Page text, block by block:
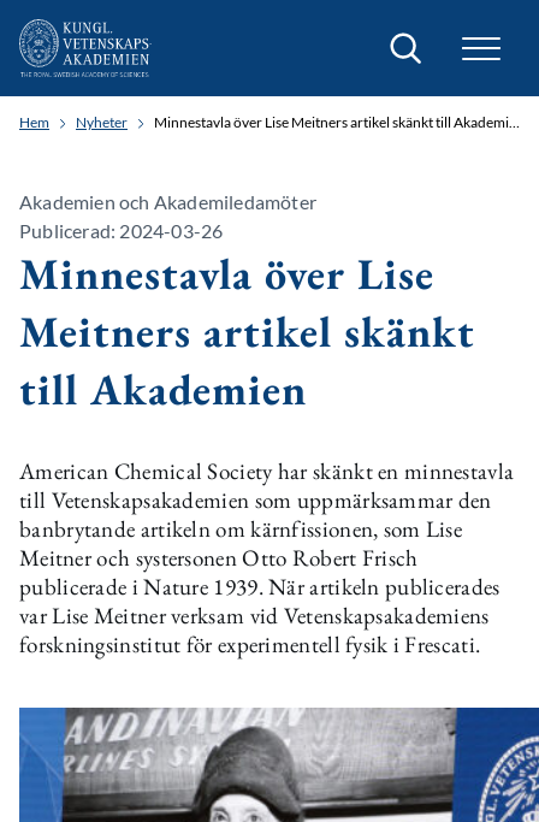
Sök
Hem Nyheter Minnestavla över Lise Meitners artikel skänkt till Akademien
Akademien och Akademiledamöter
Publicerad: 2024-03-26
Minnestavla över Lise
Meitners artikel skänkt
till Akademien
American Chemical Society har skänkt en minnestavla
till Vetenskapsakademien som uppmärksammar den
banbrytande artikeln om kärnfissionen, som Lise
Meitner och systersonen Otto Robert Frisch
publicerade i Nature 1939. När artikeln publicerades
var Lise Meitner verksam vid Vetenskapsakademiens
forskningsinstitut för experimentell fysik i Frescati.